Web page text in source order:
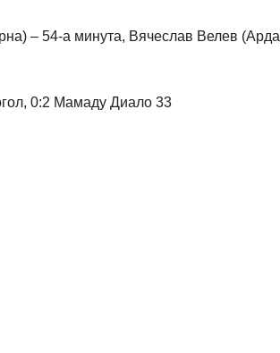
– 54-а минута, Вячеслав Велев
0:2 Мамаду Диало 33